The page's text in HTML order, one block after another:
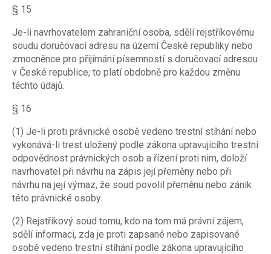
§ 15
Je-li navrhovatelem zahraniční osoba, sdělí rejstříkovému
soudu doručovací adresu na území České republiky nebo
zmocněnce pro přijímání písemností s doručovací adresou
v České republice; to platí obdobně pro každou změnu
těchto údajů.
§ 16
(1) Je-li proti právnické osobě vedeno trestní stíhání nebo
vykonává-li trest uložený podle zákona upravujícího trestní
odpovědnost právnických osob a řízení proti nim, doloží
navrhovatel při návrhu na zápis její přeměny nebo při
návrhu na její výmaz, že soud povolil přeměnu nebo zánik
této právnické osoby.
(2) Rejstříkový soud tomu, kdo na tom má právní zájem,
sdělí informaci, zda je proti zapsané nebo zapisované
osobě vedeno trestní stíhání podle zákona upravujícího